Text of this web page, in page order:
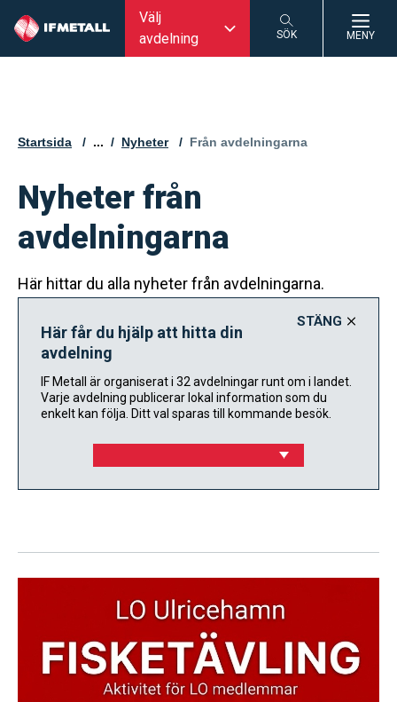
Välj
avdelning
SÖK MENY
Startsida ... Nyheter Aktuell sida:
Från avdelningarna
Nyheter från
avdelningarna
Här hittar du alla nyheter från avdelningarna.
STÄNG
Här får du hjälp att hitta din
avdelning
IF Metall är organiserat i 32 avdelningar runt om i landet.
Varje avdelning publicerar lokal information som du
enkelt kan följa. Ditt val sparas till kommande besök.